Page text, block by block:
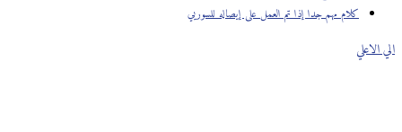
كلام مهم جدا إذا تم العمل على إيصاله للسوريي
الي الاعلي